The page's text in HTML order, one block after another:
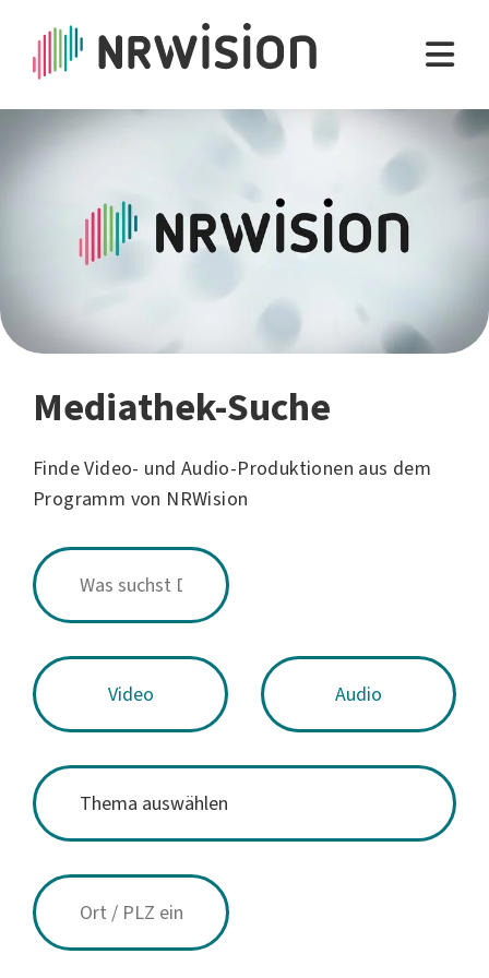
Mediathek-Suche
Finde Video- und Audio-Produktionen aus dem
Programm von NRWision
Video Audio